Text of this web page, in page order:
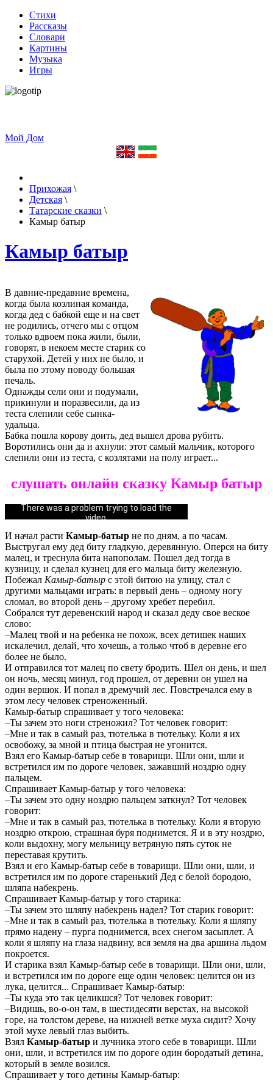
Стихи
Рассказы
Словари
Картины
Музыка
Игры
Мой Дом
Прихожая \
Детская \
Татарские сказки \
Камыр батыр
Камыр батыр
В давние-предавние времена,
когда была козлиная команда,
когда дед с бабкой еще и на свет
не родились, отчего мы с отцом
только вдвоем пока жили, были,
говорят, в некоем месте старик со
старухой. Детей у них не было, и
была по этому поводу большая
печаль.
Однажды сели они и подумали,
прикинули и поразвесили, да из
теста слепили себе сынка-
удальца.
Бабка пошла корову доить, дед вышел дрова рубить.
Воротились они да и ахнули: этот самый мальчик, которого
слепили они из теста, с козлятами на полу играет...
слушать онлайн сказку Камыр батыр
There was a problem trying to load the
video.
Error code: html5_video:4
И начал расти Камыр-батыр не по дням, а по часам.
Выстругал ему дед биту гладкую, деревянную. Оперся на биту
малец, и треснула бита напополам. Пошел дед тогда в
кузницу, и сделал кузнец для его мальца биту железную.
Побежал Камыр-батыр с этой битою на улицу, стал с
другими мальцами играть: в первый день – одному ногу
сломал, во второй день – другому хребет перебил.
Собрался тут деревенский народ и сказал деду свое веское
слово:
–Малец твой и на ребенка не похож, всех детишек наших
искалечил, делай, что хочешь, а только чтоб в деревне его
более не было.
И отправился тот малец по свету бродить. Шел он день, и шел
он ночь, месяц минул, год прошел, от деревни он ушел на
один вершок. И попал в дремучий лес. Повстречался ему в
этом лесу человек стреноженный.
Камыр-батыр спрашивает у того человека:
–Ты зачем это ноги стреножил? Тот человек говорит:
–Мне и так в самый раз, тютелька в тютельку. Коли я их
освобожу, за мной и птица быстрая не угонится.
Взял его Камыр-батыр себе в товарищи. Шли они, шли и
встретился им по дороге человек, зажавший ноздрю одну
пальцем.
Спрашивает Камыр-батыр у того человека:
–Ты зачем это одну ноздрю пальцем заткнул? Тот человек
говорит:
–Мне и так в самый раз, тютелька в тютельку. Коли я вторую
ноздрю открою, страшная буря поднимется. Я и в эту ноздрю,
коли выдохну, могу мельницу ветряную пять суток не
переставая крутить.
Взял и его Камыр-батыр себе в товарищи. Шли они, шли, и
встретился им по дороге старенький Дед с белой бородою,
шляпа набекрень.
Спрашивает Камыр-батыр у того старика:
–Ты зачем это шляпу набекрень надел? Тот старик говорит:
–Мне и так в самый раз, тютелька в тютельку. Коли я шляпу
прямо надену – пурга поднимется, всех снегом засыплет. А
коли я шляпу на глаза надвину, вся земля на два аршина льдом
покроется.
И старика взял Камыр-батыр себе в товарищи. Шли они, шли,
и встретился им по дороге еще один человек: целится он из
лука, целится... Спрашивает Камыр-батыр:
–Ты куда это так целикшся? Тот человек говорит:
–Видишь, во-о-он там, в шестидесяти верстах, на высокой
горе, на толстом дереве, на нижней ветке муха сидит? Хочу
этой мухе левый глаз выбить.
Взял Камыр-батыр и лучника этого себе в товарищи. Шли
они, шли, и встретился им по дороге один бородатый детина,
который в земле возился.
Спрашивает у того детины Камыр-батыр: